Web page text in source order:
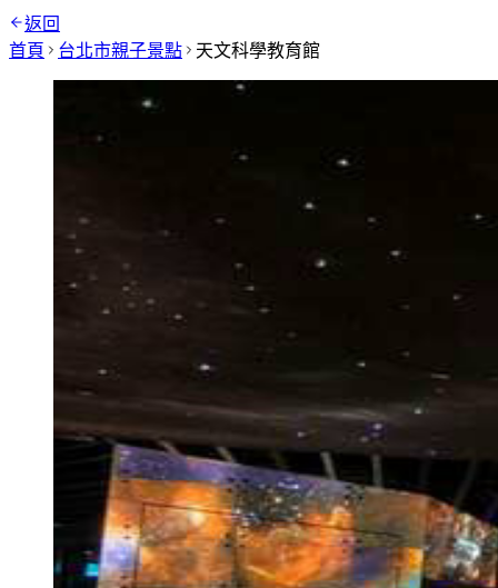
返回
首頁
台北市親子景點 天文科學教育館